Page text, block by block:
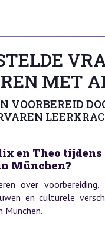
MET
VOORBEREID
en Theo tijdens
München?
over voorbereiding,
en culturele